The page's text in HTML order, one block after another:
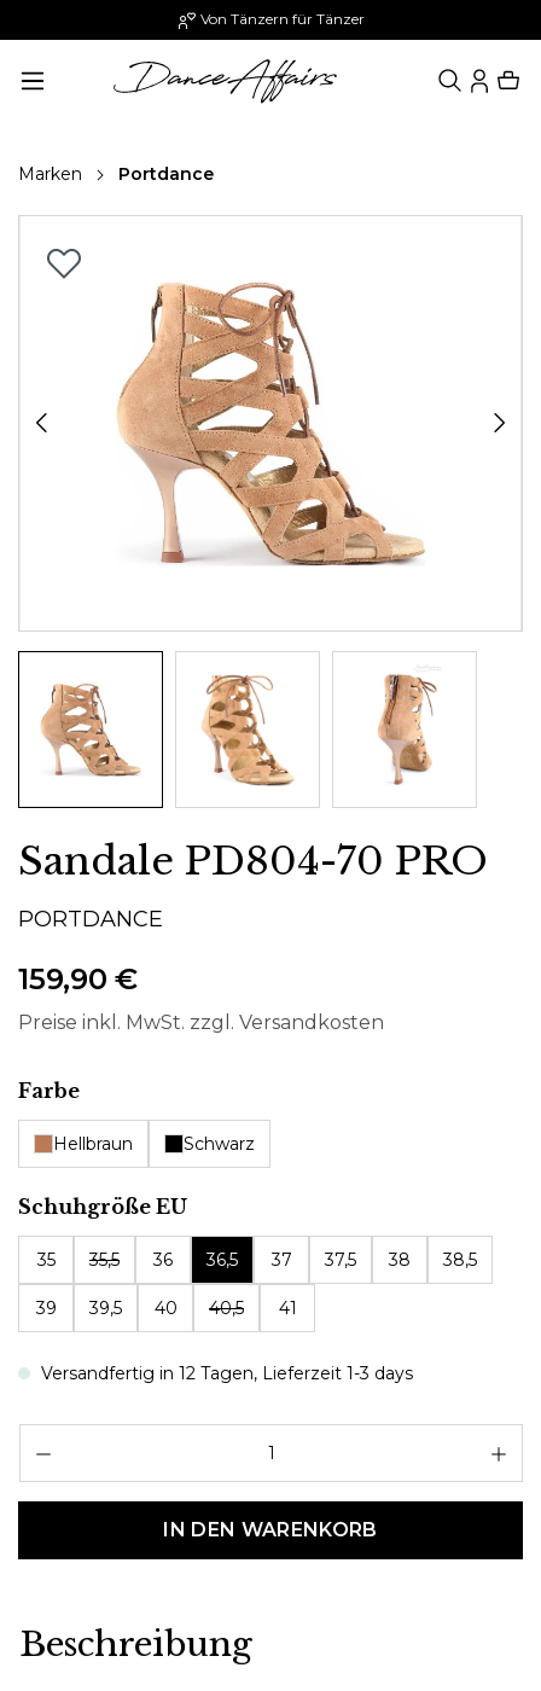
Von Tänzern für Tänzer
Marken Portdance
Sandale PD804-70 PRO
PORTDANCE
159,90 €
Preise inkl. MwSt. zzgl. Versandkosten
Farbeauswählen
Hellbraun Schwarz
Schuhgröße EUauswählen
35 35,5 36 36,5 37 37,5 38 38,5
39 39,5 40 40,5 41
Versandfertig in 12 Tagen, Lieferzeit 1-3 days
IN DEN WARENKORB
Beschreibung